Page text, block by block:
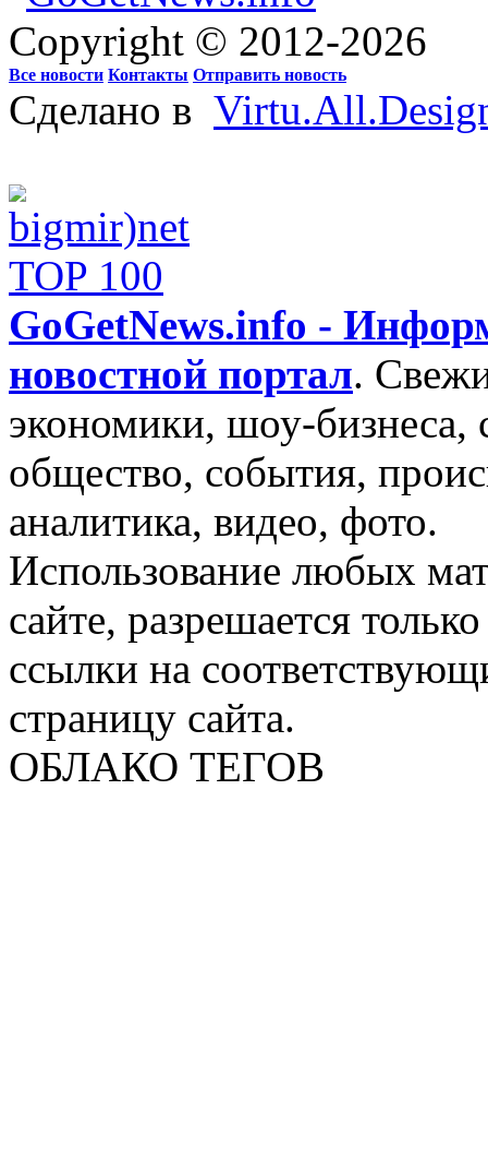
Copyright © 2012-2026
Все новости Контакты Отправить новость
Сделано в
GoGetNews.info -
новостной портал.
экономики, шоу-бизнеса,
общество, события,
аналитика, видео, фото.
Использование любых
сайте, разрешается
ссылки на
страницу сайта.
ОБЛАКО ТЕГОВ